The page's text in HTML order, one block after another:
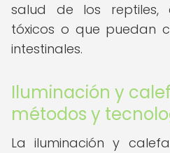
salud de los reptiles,
tóxicos o que puedan
intestinales.
Iluminación y
métodos y
La iluminación y